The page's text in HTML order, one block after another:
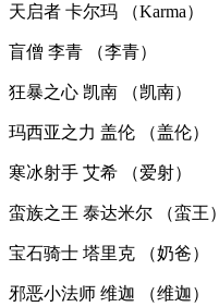
天启者 卡尔玛 （Karma）
盲僧 李青 （李青）
狂暴之心 凯南 （凯南）
玛西亚之力 盖伦 （盖伦）
寒冰射手 艾希 （爱射）
蛮族之王 泰达米尔 （蛮王）
宝石骑士 塔里克 （奶爸）
邪恶小法师 维迦 （维迦）